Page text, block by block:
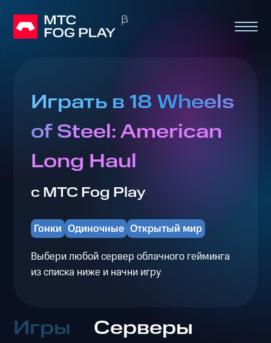
Играть в 18 Wheels
of Steel: American
Long Haul
с МТС Fog Play
Гонки Одиночные Открытый мир
Выбери любой сервер облачного гейминга
из списка ниже и начни игру
Игры Серверы